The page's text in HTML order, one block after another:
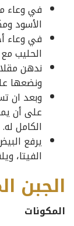
في وعاء
الأسود
في وعاء
الحليب
ندهن
ونضعها
وبعد ان
على أن
الكامل له.
يرفع
الفيتا،
الجبن
المكونات